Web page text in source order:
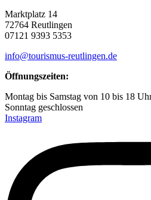
Marktplatz 14
72764 Reutlingen
07121 9393 5353
info@tourismus-reutlingen.de
Öffnungszeiten:
Montag bis Samstag von 10 bis 18
Sonntag geschlossen
Instagram